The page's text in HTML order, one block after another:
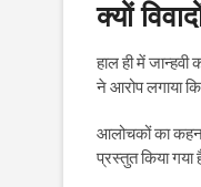
क्यों
हाल ही में
ने आरोप लगाया
आलोचकों का
प्रस्तुत किया